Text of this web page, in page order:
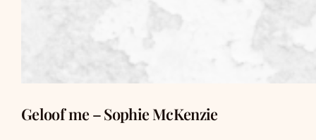
Geloof me – Sophie McKenzie